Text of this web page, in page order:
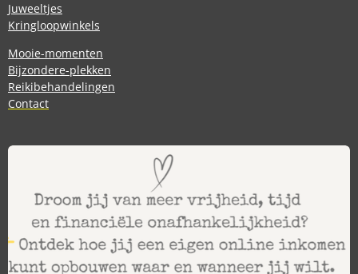
Juweeltjes
Kringloopwinkels
Mooie-momenten
Bijzondere-plekken
Reikibehandelingen
Contact